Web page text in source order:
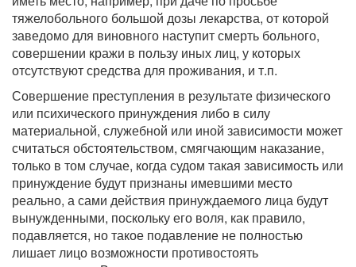
тяжелобольного большой дозы лекарства, от которой
заведомо для виновного наступит смерть больного,
совершении кражи в пользу иных лиц, у которых
отсутствуют средства для проживания, и т.п.
Совершение преступления в результате физического
или психического принуждения либо в силу
материальной, служебной или иной зависимости может
считаться обстоятельством, смягчающим наказание,
только в том случае, когда судом такая зависимость или
принуждение будут признаны имевшими место
реально, а сами действия принуждаемого лица будут
вынужденными, поскольку его воля, как правило,
подавляется, но такое подавление не полностью
лишает лицо возможности противостоять